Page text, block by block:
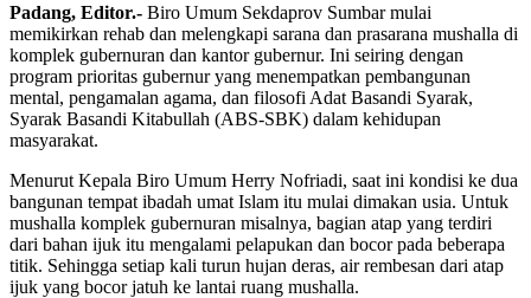
Padang, Editor.- Biro Umum Sekdaprov Sumbar mulai
memikirkan rehab dan melengkapi sarana dan prasarana mushalla di
komplek gubernuran dan kantor gubernur. Ini seiring dengan
program prioritas gubernur yang menempatkan pembangunan
mental, pengamalan agama, dan filosofi Adat Basandi Syarak,
Syarak Basandi Kitabullah (ABS-SBK) dalam kehidupan
masyarakat.
Menurut Kepala Biro Umum Herry Nofriadi, saat ini kondisi ke dua
bangunan tempat ibadah umat Islam itu mulai dimakan usia. Untuk
mushalla komplek gubernuran misalnya, bagian atap yang terdiri
dari bahan ijuk itu mengalami pelapukan dan bocor pada beberapa
titik. Sehingga setiap kali turun hujan deras, air rembesan dari atap
ijuk yang bocor jatuh ke lantai ruang mushalla.